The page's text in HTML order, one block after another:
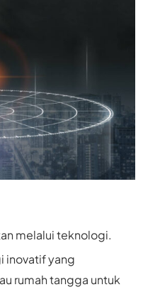
melalui teknologi.
inovatif yang
rumah tangga untuk